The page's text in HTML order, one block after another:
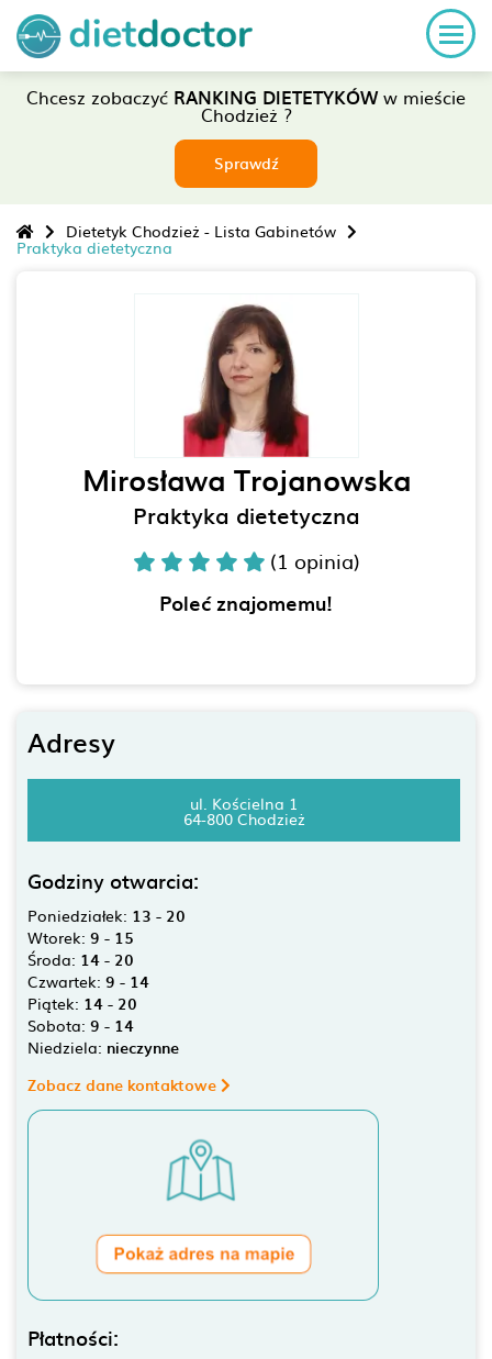
Chcesz zobaczyć RANKING DIETETYKÓWw mieście
Chodzież ?
Sprawdź
Dietetyk Chodzież - Lista Gabinetów
Praktyka dietetyczna
Mirosława Trojanowska
Praktyka dietetyczna
(1 opinia)
Poleć znajomemu!
Adresy
ul. Kościelna 1
64-800 Chodzież
Godziny otwarcia:
Poniedziałek: 13 - 20
Wtorek: 9 - 15
Środa: 14 - 20
Czwartek: 9 - 14
Piątek: 14 - 20
Sobota: 9 - 14
Niedziela: nieczynne
Zobacz dane kontaktowe
Płatności: